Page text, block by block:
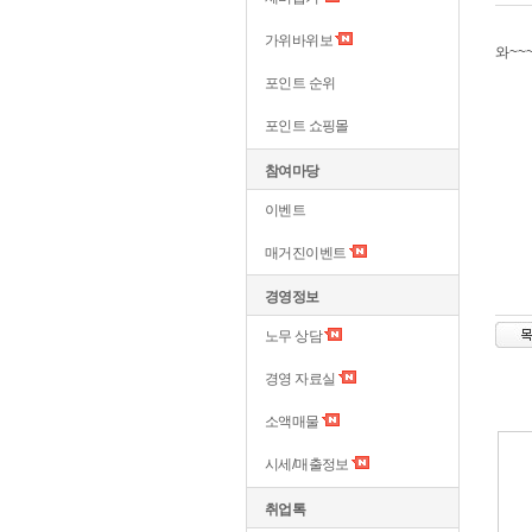
가위바위보
포인트 순위
포인트 쇼핑몰
참여마당
이벤트
매거진이벤트
경영정보
노무 상담
경영 자료실
소액매물
시세/매출정보
취업톡
와